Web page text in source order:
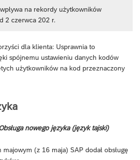
na rekordy użytkowników
2 czerwca 202 r.
dla klienta: Usprawnia to
spójnemu ustawieniu danych kodów
użytkowników na kod przeznaczony
nowego języka (język tajski)
(z 16 maja) SAP dodał obsługę